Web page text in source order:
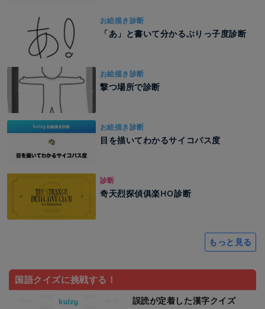
お絵描き診断
「あ」と書いて分かるぶりっ子度診断
お絵描き診断
撃つ場所で診断
お絵描き診断
目を描いてわかるサイコパス度
診断
奇天烈探偵俱楽HO診断
もっと見る
国語クイズに挑戦する！
誤読が定着した漢字クイズ